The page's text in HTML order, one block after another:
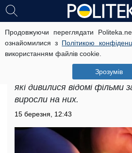
Продовжуючи переглядати
ознайомилися з Політикою
використанням файлів cookie.
Зрозумів
Її усмішка була на
стало легендарної
пам'ятає кожен
Це величезна втрата для
які дивилися відомі фільми
виросли на них.
15 березня, 12:43